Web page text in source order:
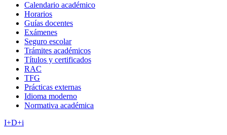
Calendario académico
Horarios
Guías docentes
Exámenes
Seguro escolar
Trámites académicos
Títulos y certificados
RAC
TFG
Prácticas externas
Idioma moderno
Normativa académica
I+D+i